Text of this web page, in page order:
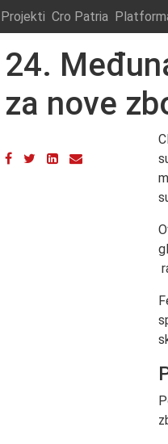
Projekti Cro Patria
24.
za nove